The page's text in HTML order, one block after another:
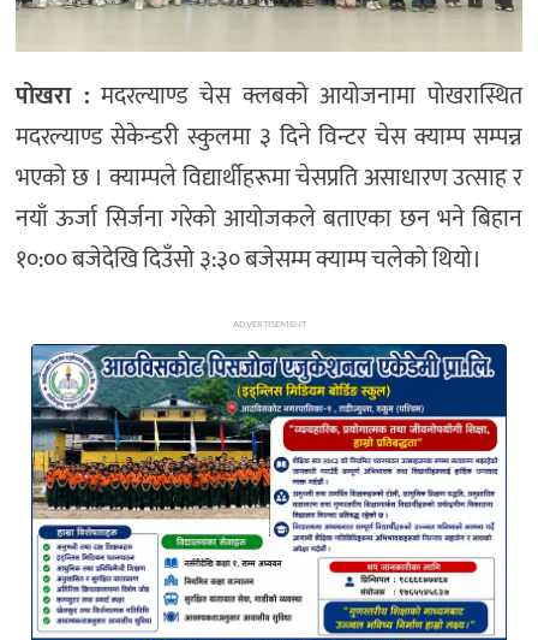
पोखरा : मदरल्याण्ड चेस क्लबको आयोजनामा पोखरास्थित
मदरल्याण्ड सेकेन्डरी स्कुलमा ३ दिने विन्टर चेस क्याम्प सम्पन्न
भएको छ । क्याम्पले विद्यार्थीहरूमा चेसप्रति असाधारण उत्साह र
नयाँ ऊर्जा सिर्जना गरेको आयोजकले बताएका छन भने बिहान
१०:०० बजेदेखि दिउँसो ३:३० बजेसम्म क्याम्प चलेको थियो।
ADVERTISEMENT